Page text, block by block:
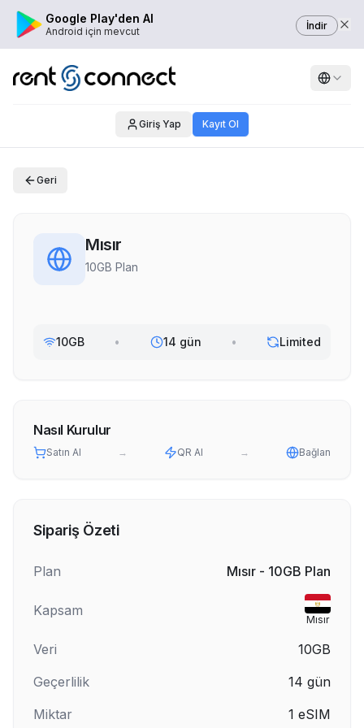
Google Play'den Al
Android için mevcut İndir
Giriş Yap Kayıt Ol
Geri
Mısır
10GB Plan
10GB • 14 gün • Limited
Nasıl Kurulur
Satın Al → QR Al → Bağlan
Sipariş Özeti
Plan Mısır - 10GB Plan
Kapsam
Mısır
Veri
10GB
Geçerlilik
14 gün
Miktar
1 eSIM